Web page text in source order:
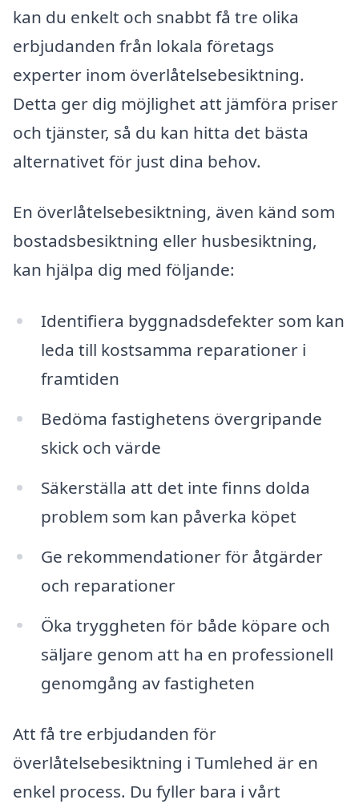
kan du enkelt och snabbt få tre olika
erbjudanden från lokala företags
experter inom överlåtelsebesiktning.
Detta ger dig möjlighet att jämföra priser
och tjänster, så du kan hitta det bästa
alternativet för just dina behov.
En överlåtelsebesiktning, även känd som
bostadsbesiktning eller husbesiktning,
kan hjälpa dig med följande:
Identifiera byggnadsdefekter som kan
leda till kostsamma reparationer i
framtiden
Bedöma fastighetens övergripande
skick och värde
Säkerställa att det inte finns dolda
problem som kan påverka köpet
Ge rekommendationer för åtgärder
och reparationer
Öka tryggheten för både köpare och
säljare genom att ha en professionell
genomgång av fastigheten
Att få tre erbjudanden för
överlåtelsebesiktning i Tumlehed är en
enkel process. Du fyller bara i vårt